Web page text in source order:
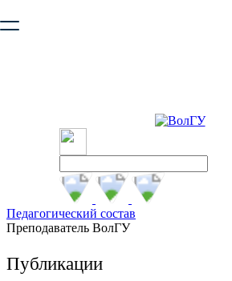
безопасную работу с сайтом. Пожалуйста
Педагогический состав
Преподаватель ВолГУ
Публикации